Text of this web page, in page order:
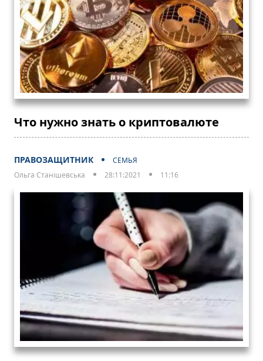
Что нужно знать о криптовалюте
ПРАВОЗАЩИТНИК
СЕМЬЯ
Ольга Станішевська
28:11:2021 11:16